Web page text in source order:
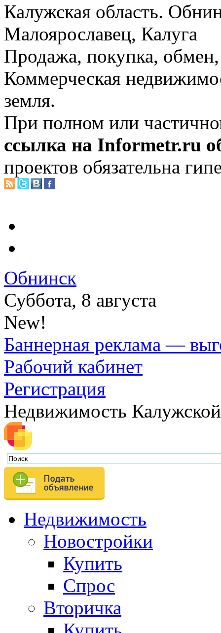
Калужская область.
Малоярославец, Калуга
Продажа, покупка, обмен,
Коммерческая
земля.
При полном или
ссылка на Informetr.ru
проектов обязательна
Обнинск
Суббота, 8 августа
New!
Баннерная реклама —
Рабочий кабинет
Регистрация
Недвижимость
Недвижимость
Новостройки
Купить
Спрос
Вторичка